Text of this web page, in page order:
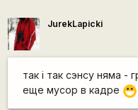
JurekLapicki
так і так сэнсу няма -
еще мусор в кадре :D